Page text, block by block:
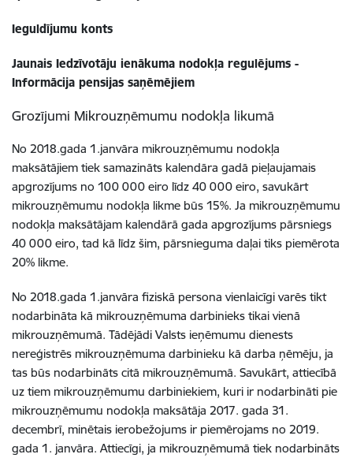
Ieguldījumu konts
Jaunais Iedzīvotāju ienākuma nodokļa regulējums -
Informācija pensijas saņēmējiem
Grozījumi Mikrouzņēmumu nodokļa likumā
No 2018.gada 1.janvāra mikrouzņēmumu nodokļa
maksātājiem tiek samazināts kalendāra gadā pieļaujamais
apgrozījums no 100 000 eiro līdz 40 000 eiro, savukārt
mikrouzņēmumu nodokļa likme būs 15%. Ja mikrouzņēmumu
nodokļa maksātājam kalendārā gada apgrozījums pārsniegs
40 000 eiro, tad kā līdz šim, pārsnieguma daļai tiks piemērota
20% likme.
No 2018.gada 1.janvāra fiziskā persona vienlaicīgi varēs tikt
nodarbināta kā mikrouzņēmuma darbinieks tikai vienā
mikrouzņēmumā. Tādējādi Valsts ieņēmumu dienests
nereģistrēs mikrouzņēmuma darbinieku kā darba ņēmēju, ja
tas būs nodarbināts citā mikrouzņēmumā. Savukārt, attiecībā
uz tiem mikrouzņēmumu darbiniekiem, kuri ir nodarbināti pie
mikrouzņēmumu nodokļa maksātāja 2017. gada 31.
decembrī, minētais ierobežojums ir piemērojams no 2019.
gada 1. janvāra. Attiecīgi, ja mikrouzņēmumā tiek nodarbināts